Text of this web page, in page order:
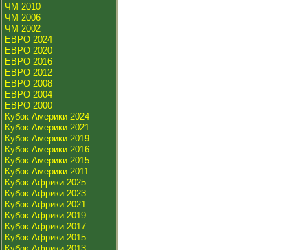
ЧМ 2010
ЧМ 2006
ЧМ 2002
ЕВРО 2024
ЕВРО 2020
ЕВРО 2016
ЕВРО 2012
ЕВРО 2008
ЕВРО 2004
ЕВРО 2000
Кубок Америки 2024
Кубок Америки 2021
Кубок Америки 2019
Кубок Америки 2016
Кубок Америки 2015
Кубок Америки 2011
Кубок Африки 2025
Кубок Африки 2023
Кубок Африки 2021
Кубок Африки 2019
Кубок Африки 2017
Кубок Африки 2015